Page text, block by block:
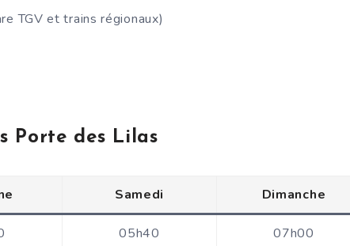
TGV et trains régionaux)
Porte des Lilas
Samedi Dimanche
05h40 07h00